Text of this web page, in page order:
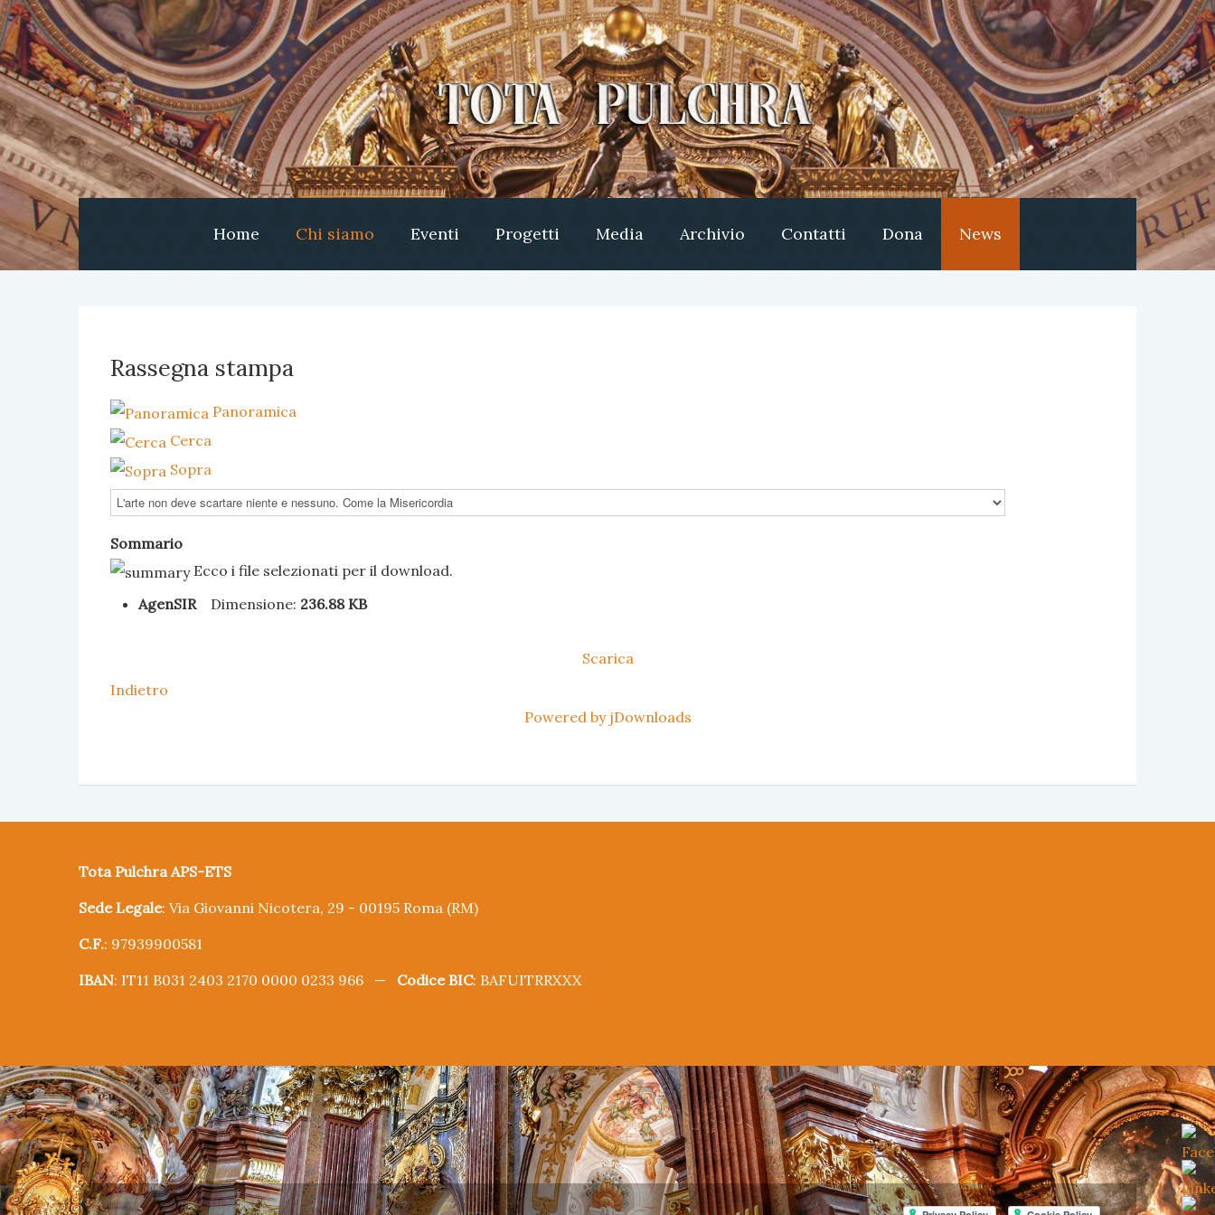
Home Chi siamo Eventi Progetti Media Archivio Contatti Dona News
Rassegna stampa
Panoramica
Cerca
Sopra
Sommario
Ecco i file selezionati per il download.
AgenSIR Dimensione: 236.88 KB
Scarica
Indietro
Powered by jDownloads
Tota Pulchra APS-ETS
Sede Legale: Via Giovanni Nicotera, 29 - 00195 Roma (RM)
C.F.: 97939900581
IBAN: IT11 B031 2403 2170 0000 0233 966 — Codice BIC: BAFUITRRXXX